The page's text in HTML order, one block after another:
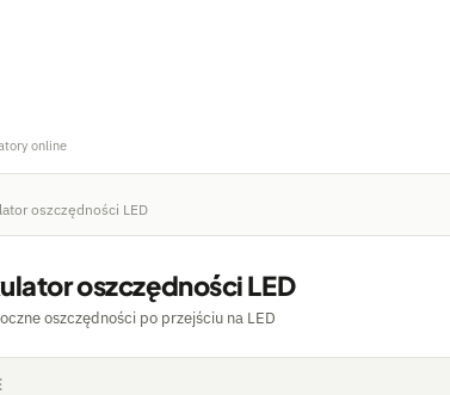
online
oszczędności LED
oszczędności LED
oszczędności po przejściu na LED